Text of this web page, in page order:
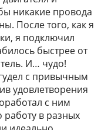
никакие провода
После того, как я
я подключил
быстрее от
И… чудо!
с привычным
удовлетворения
с ним
работу в разных